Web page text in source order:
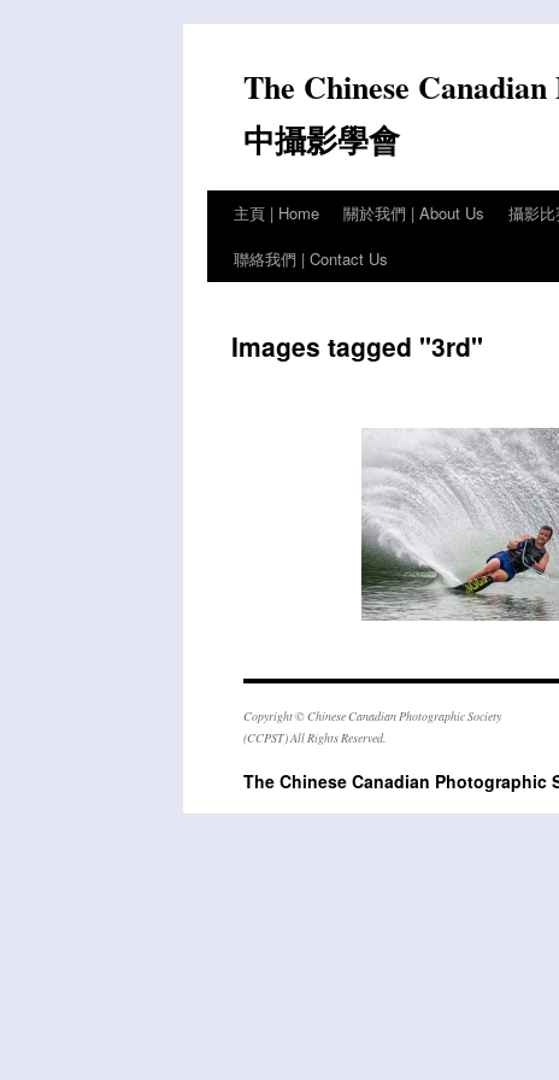
contentThe Chinese
中攝影學會
主頁 | Home 關於我們 | About Us 攝影
聯絡我們 | Contact Us
Images tagged "3rd"
Copyright © Chinese Canadian Photographic Society
(CCPST) All Rights Reserved.
The Chinese Canadian Photographic